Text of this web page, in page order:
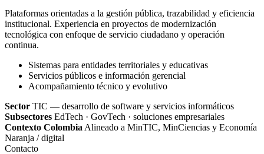
Plataformas orientadas a la gestión pública, trazabilidad y eficiencia
institucional. Experiencia en proyectos de modernización
tecnológica con enfoque de servicio ciudadano y operación
continua.
Sistemas para entidades territoriales y educativas
Servicios públicos e información gerencial
Acompañamiento técnico y evolutivo
Sector TIC — desarrollo de software y servicios informáticos
Subsectores EdTech · GovTech · soluciones empresariales
Contexto Colombia Alineado a MinTIC, MinCiencias y Economía
Naranja / digital
Contacto